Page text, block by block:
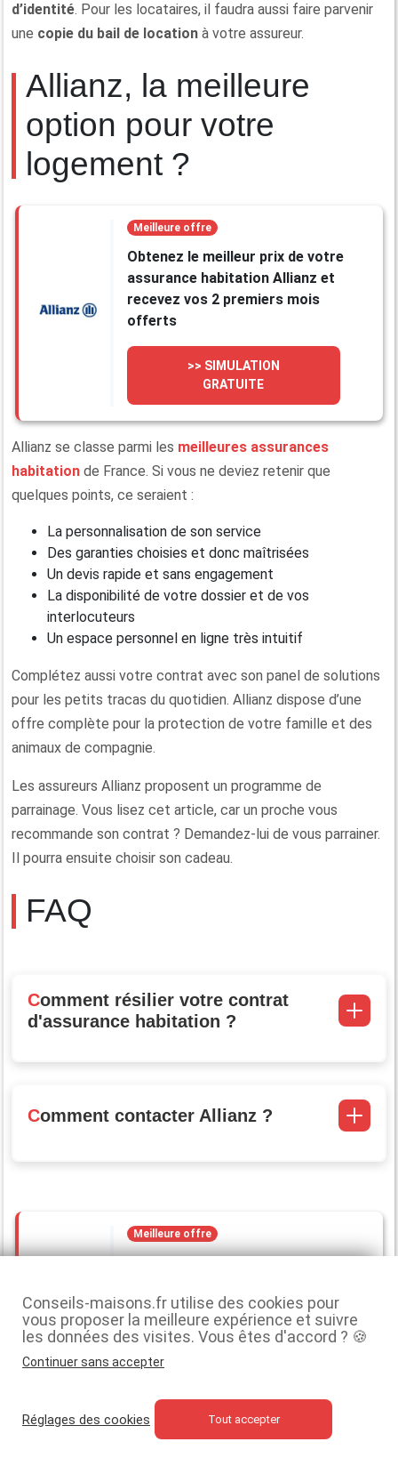
d’identité. Pour les locataires, il faudra aussi faire parvenir
une copie du bail de location à votre assureur.
Allianz, la meilleure
option pour votre
logement ?
Meilleure offre
Obtenez le meilleur prix de votre
assurance habitation Allianz et
recevez vos 2 premiers mois
offerts
>> SIMULATION
GRATUITE
Allianz se classe parmi les meilleures assurances
habitation de France. Si vous ne deviez retenir que
quelques points, ce seraient :
La personnalisation de son service
Des garanties choisies et donc maîtrisées
Un devis rapide et sans engagement
La disponibilité de votre dossier et de vos
interlocuteurs
Un espace personnel en ligne très intuitif
Complétez aussi votre contrat avec son panel de solutions
pour les petits tracas du quotidien. Allianz dispose d’une
offre complète pour la protection de votre famille et des
animaux de compagnie.
Les assureurs Allianz proposent un programme de
parrainage. Vous lisez cet article, car un proche vous
recommande son contrat ? Demandez-lui de vous parrainer.
Il pourra ensuite choisir son cadeau.
FAQ
Comment résilier votre contrat
d'assurance habitation ?
Comment contacter Allianz ?
Meilleure offre
recevez vos 2 premiers mois
offerts
Conseils-maisons.fr utilise des cookies pour
vous proposer la meilleure expérience et suivre
les données des visites. Vous êtes d'accord ? 🍪
Continuer sans accepter
Réglages des cookies Tout accepter